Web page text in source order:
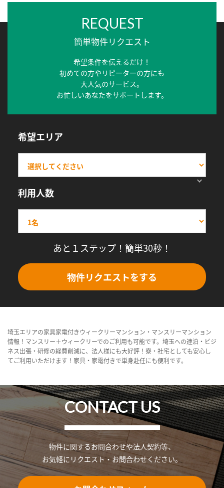
REQUEST
簡単物件リクエスト
希望条件を伝えるだけ！
初めての方やリピーターの方にも
大人気のサービス。
お忙しいあなたをサポートします。
希望エリア
利用人数
あと１ステップ！簡単30秒！
物件リクエストをする
埼玉エリアの家具家電付きウィークリーマンション・マンスリーマンション
情報！マンスリー＋ウィークリーでのご利用も可能です。埼玉への連泊・ビジ
ネス出張・研修の経費削減に、法人様にも大好評！寮・社宅としても安心し
てご利用いただけます！家具・家電付きで単身赴任にも便利です。
CONTACT US
物件に関するお問合わせや法人契約等、
お気軽にリクエスト・お問合わせください。